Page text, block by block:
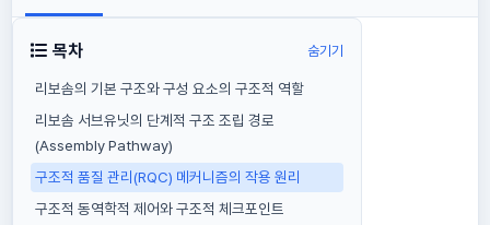
목차 숨기기
리보솜의 기본 구조와 구성 요소의 구조적 역할
리보솜 서브유닛의 단계적 구조 조립 경로
(Assembly Pathway)
구조적 품질 관리(RQC) 메커니즘의 작용 원리
구조적 동역학적 제어와 구조적 체크포인트